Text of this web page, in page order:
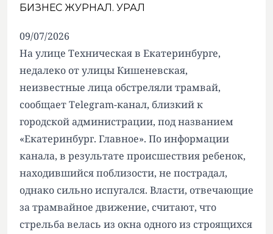
БИЗНЕС ЖУРНАЛ. УРАЛ
09/07/2026
На улице Техническая в Екатеринбурге,
недалеко от улицы Кишеневская,
неизвестные лица обстреляли трамвай,
сообщает Telegram-канал, близкий к
городской администрации, под названием
«Екатеринбург. Главное». По информации
канала, в результате происшествия ребенок,
находившийся поблизости, не пострадал,
однако сильно испугался. Власти, отвечающие
за трамвайное движение, считают, что
стрельба велась из окна одного из строящихся